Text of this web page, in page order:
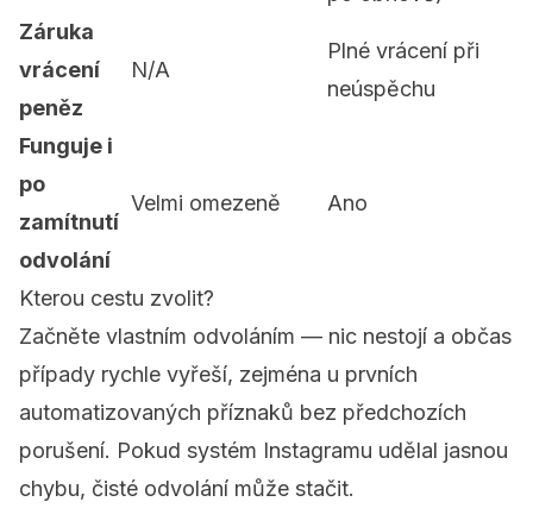
Záruka
vrácení
peněz
N/A
Plné vrácení při
neúspěchu
Funguje i
po
zamítnutí
odvolání
Velmi omezeně Ano
Kterou cestu zvolit?
Začněte vlastním odvoláním — nic nestojí a občas
případy rychle vyřeší, zejména u prvních
automatizovaných příznaků bez předchozích
porušení. Pokud systém Instagramu udělal jasnou
chybu, čisté odvolání může stačit.